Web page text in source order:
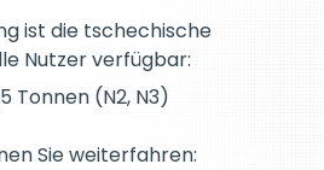
ist die tschechische
Nutzer verfügbar:
Tonnen (N2, N3)
Sie weiterfahren: